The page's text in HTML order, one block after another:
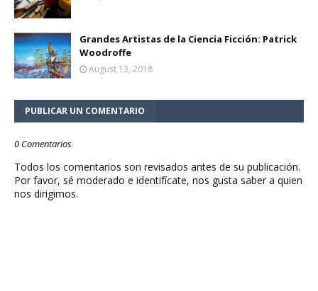
Grandes Artistas de la Ciencia Ficción: Patrick
Woodroffe
August 13, 2018
PUBLICAR UN COMENTARIO
0 Comentarios
Todos los comentarios son revisados antes de su publicación.
Por favor, sé moderado e identifícate, nos gusta saber a quien
nos dirigimos.